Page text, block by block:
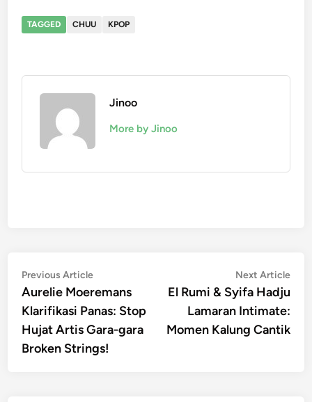
TAGGED CHUU KPOP
Jinoo
More by Jinoo
Post
navigation
Previous ArticlePrevious
article:
Aurelie Moeremans
Klarifikasi Panas: Stop
Hujat Artis Gara-gara
Broken Strings!
Next Article
El Rumi & Syifa Hadju
Lamaran Intimate:
Momen Kalung Cantik